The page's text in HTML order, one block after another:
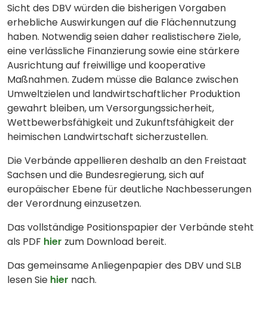
Sicht des DBV würden die bisherigen Vorgaben
erhebliche Auswirkungen auf die Flächennutzung
haben. Notwendig seien daher realistischere Ziele,
eine verlässliche Finanzierung sowie eine stärkere
Ausrichtung auf freiwillige und kooperative
Maßnahmen. Zudem müsse die Balance zwischen
Umweltzielen und landwirtschaftlicher Produktion
gewahrt bleiben, um Versorgungssicherheit,
Wettbewerbsfähigkeit und Zukunftsfähigkeit der
heimischen Landwirtschaft sicherzustellen.
Die Verbände appellieren deshalb an den Freistaat
Sachsen und die Bundesregierung, sich auf
europäischer Ebene für deutliche Nachbesserungen
der Verordnung einzusetzen.
Das vollständige Positionspapier der Verbände steht
als PDF hier zum Download bereit.
Das gemeinsame Anliegenpapier des DBV und SLB
lesen Sie hier nach.